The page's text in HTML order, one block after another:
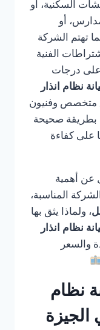
السكنية، أو
أو
تهتم الشركة
الفنية
درجات
نظام انذار
متخصص وفنيون
بطريقة صحيحة
على كفاءة
عن أهمية
المناسبة،
، ولماذا يثق بها
نظام انذار
والسعر
نظام